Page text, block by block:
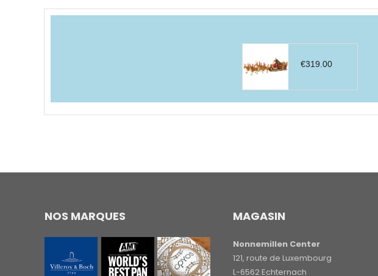
€319.00
NOS MARQUES MAGASIN
Nonnemillen Center
121, route de Luxembourg
L-6562 Echternach